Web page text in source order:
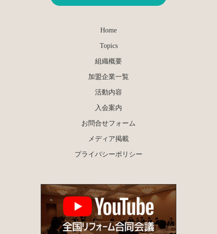
Home
Topics
組織概要
加盟企業一覧
活動内容
入会案内
お問合せフォーム
メディア掲載
プライバシーポリシー